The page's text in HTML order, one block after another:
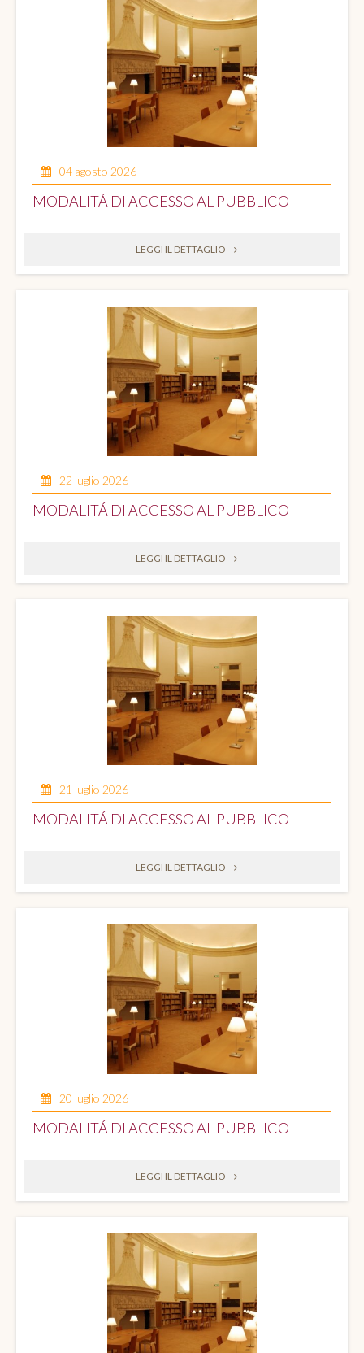
04 agosto 2026
MODALITÁ DI ACCESSO AL PUBBLICO
LEGGI IL DETTAGLIO
22 luglio 2026
MODALITÁ DI ACCESSO AL PUBBLICO
LEGGI IL DETTAGLIO
21 luglio 2026
MODALITÁ DI ACCESSO AL PUBBLICO
LEGGI IL DETTAGLIO
20 luglio 2026
MODALITÁ DI ACCESSO AL PUBBLICO
LEGGI IL DETTAGLIO